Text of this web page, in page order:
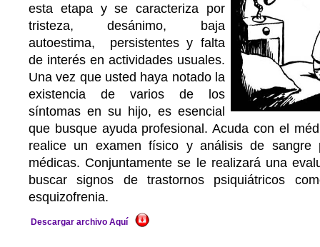
esta etapa y se caracteriza por
tristeza, desánimo, baja
autoestima, persistentes y falta
de interés en actividades usuales.
Una vez que usted haya notado la
existencia de varios de los
síntomas en su hijo, es esencial
que busque ayuda profesional. Acuda con el
realice un examen físico y análisis de sangre
médicas. Conjuntamente se le realizará una
buscar signos de trastornos psiquiátricos
esquizofrenia.
Descargar archivo Aquí